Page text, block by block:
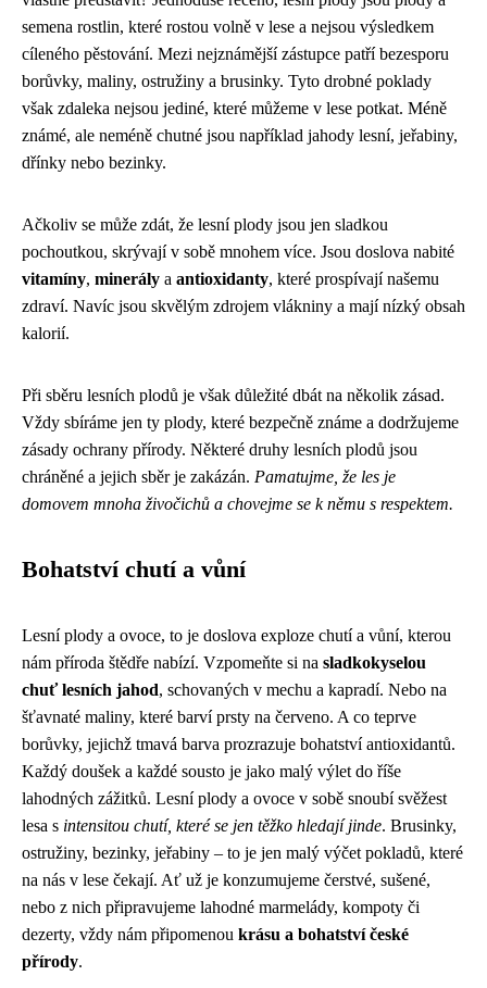
semena rostlin, které rostou volně v lese a nejsou výsledkem
cíleného pěstování. Mezi nejznámější zástupce patří bezesporu
borůvky, maliny, ostružiny a brusinky. Tyto drobné poklady
však zdaleka nejsou jediné, které můžeme v lese potkat. Méně
známé, ale neméně chutné jsou například jahody lesní, jeřabiny,
dřínky nebo bezinky.
Ačkoliv se může zdát, že lesní plody jsou jen sladkou
pochoutkou, skrývají v sobě mnohem více. Jsou doslova nabité
vitamíny, minerály a antioxidanty, které prospívají našemu
zdraví. Navíc jsou skvělým zdrojem vlákniny a mají nízký obsah
kalorií.
Při sběru lesních plodů je však důležité dbát na několik zásad.
Vždy sbíráme jen ty plody, které bezpečně známe a dodržujeme
zásady ochrany přírody. Některé druhy lesních plodů jsou
chráněné a jejich sběr je zakázán. Pamatujme, že les je
domovem mnoha živočichů a chovejme se k němu s respektem.
Bohatství chutí a vůní
Lesní plody a ovoce, to je doslova exploze chutí a vůní, kterou
nám příroda štědře nabízí. Vzpomeňte si na sladkokyselou
chuť lesních jahod, schovaných v mechu a kapradí. Nebo na
šťavnaté maliny, které barví prsty na červeno. A co teprve
borůvky, jejichž tmavá barva prozrazuje bohatství antioxidantů.
Každý doušek a každé sousto je jako malý výlet do říše
lahodných zážitků. Lesní plody a ovoce v sobě snoubí svěžest
lesa s intensitou chutí, které se jen těžko hledají jinde. Brusinky,
ostružiny, bezinky, jeřabiny – to je jen malý výčet pokladů, které
na nás v lese čekají. Ať už je konzumujeme čerstvé, sušené,
nebo z nich připravujeme lahodné marmelády, kompoty či
dezerty, vždy nám připomenou krásu a bohatství české
přírody.